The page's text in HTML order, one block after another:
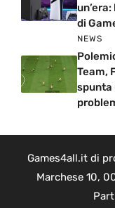
di
NEWS
Team,
spunta
Games4all.it di
Marchese 10,